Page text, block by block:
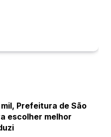
Prefeitura de São
escolher melhor